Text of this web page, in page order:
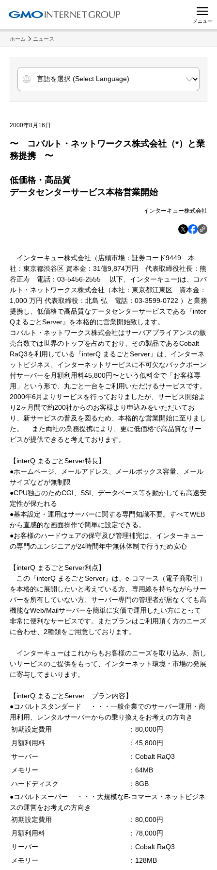
メニュー
ホーム ニュース
2000年8月16日
〜 コバルト・ネットワークス株式会社（*）と業
務提携 〜
低価格・高品質
データセンターサービス本格営業開始
インターキュー株式会社
インターキュー株式会社（店頭市場：証券コード9449 本
社：東京都渋谷区 資本金：31億9,874万円 代表取締役社長：熊
谷正寿 電話：03-5456-2555 以下、インターキュー)は、コバ
ルト・ネットワークス株式会社（本社：東京都江東区 資本金：
1,000 万円 代表取締役：北島 弘 電話：03-3599-0722 ）と業務
提携し、低価格で高品質なデータセンターサービスである『inter
QまるごとServer』を本格的に営業開始致します。
コバルト・ネットワークス株式会社はサーバアプライアンスの販
売台数では世界のトップを占めており、その製品であるCobalt
RaQ3を利用している『interQ まるごとServer』は、インターネ
ットビジネス、インターネットサービスに不可欠なバックボーン
付サーバーを月額利用料45,800円〜という低料金で「お客様専
用」という形で、丸ごと一台をご利用いただけるサービスです。
2000年6月よりサービスを行っておりましたが、サービス開始よ
り2ヶ月間で約200社からのお客様より申込みをいただいてお
り、新サービスの普及を図るため、本格的な営業開始に至りまし
た。 また両社の業務提携により、更に低価格で高品質なサー
ビスが提供できると考えております。
【interQ まるごとServer特長】
●ホームページ、メールアドレス、メールボックス容量、メール
サイズなどが無制限
●CPU独占のためCGI、SSI、データベース等を動かしても高速安
定性が保たれる
●基本設定・運用はサーバーに関する専門知識不要。すべてWEB
から直感的な画面操作で簡単に設定できる。
●お客様のハードウェアの保守及び管理補完は、インターキュー
の専門のエンジニアが24時間年中無休体制で行うため安心
【interQ まるごとServer利点】
この『interQ まるごとServer』は、e-コマース（電子商取引）
を本格的に展開したいと考えている方、専用線を持ちながらサー
バーを所有していない方、サーバー専門の管理者が居なくても高
機能なWeb/Mailサーバーを簡単に安価で運用したい方にとって
非常に便利なサービスです。またプランはご利用頂く方のニーズ
に合わせ、2種類をご用意しております。
インターキューはこれからもお客様のニーズを取り込み、新し
いサービスのご提供をもって、インターネット環境・市場の発展
に寄与してまいります。
【interQ まるごとServer プラン内容】
●コバルトスタンダード ・・・一般企業でのサーバー運用・商
用利用、レンタルサーバーからの乗り換えをお考えの方向き
初期設定費用
：80,000円
月額利用料
：45,800円
サーバー
：Cobalt RaQ3
メモリー
：64MB
ハードディスク
：8GB
●コバルトスーパー ・・・大規模なE-コマース・ネットビジネ
スの運営をお考えの方向き
初期設定費用
：80,000円
月額利用料
：78,000円
サーバー
：Cobalt RaQ3
メモリー
：128MB